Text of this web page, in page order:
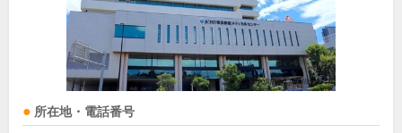
所在地・電話番号